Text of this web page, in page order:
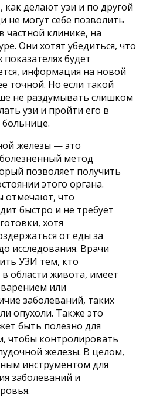
делают узи и по другой
не могут себе позволить
частной клинике, на
Они хотят убедиться, что
будет
информация на новой
точной. Но если такой
не раздумывать слишком
узи и пройти его в
железы — это
метод
позволяет получить
этого органа.
отмечают, что
быстро и не требует
хотя
от еды за
исследования. Врачи
УЗИ тем, кто
области живота, имеет
или
заболеваний, таких
опухоли. Также это
быть полезно для
чтобы контролировать
железы. В целом,
инструментом для
заболеваний и